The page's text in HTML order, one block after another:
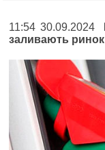
11:54 30.09.2024
заливають ринок